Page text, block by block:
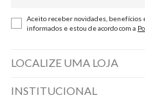
Aceito receber novidades, benefícios
informados e estou de acordo com a
LOCALIZE UMA LOJA
INSTITUCIONAL